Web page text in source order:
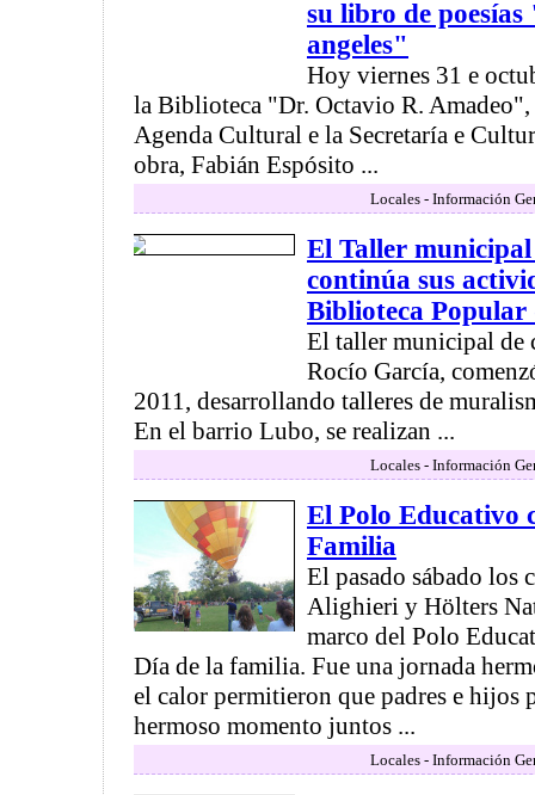
su libro de
angeles"
Hoy viernes 31 e
la Biblioteca "Dr. Octavio R. Amadeo",
Agenda Cultural e la Secretaría e
obra, Fabián Espósito ...
Locales - Información
El Taller
continúa sus
Biblioteca Popular
El taller municipal de
Rocío García,
2011, desarrollando talleres de
En el barrio Lubo, se realizan ...
Locales - Información
El Polo Educativo
Familia
El pasado sábado los
Alighieri y Hölters
marco del Polo
Día de la familia. Fue una jornada
el calor permitieron que padres e hijos
hermoso momento juntos ...
Locales - Información